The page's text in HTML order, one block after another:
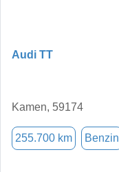
Audi TT
Kamen, 59174
255.700 km Benzin